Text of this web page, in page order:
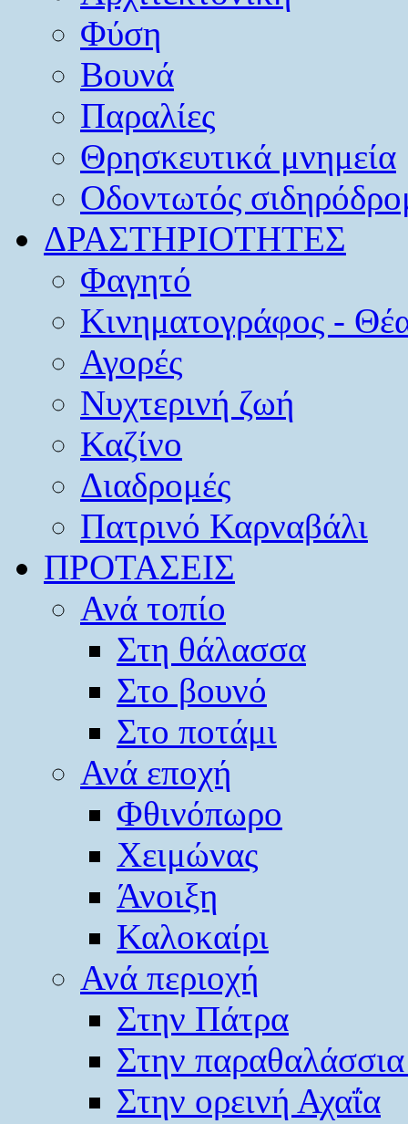
Φύση
Βουνά
Παραλίες
Θρησκευτικά μνημεία
Οδοντωτός
ΔΡΑΣΤΗΡΙΟΤΗΤΕΣ
Φαγητό
Κινηματογράφος -
Αγορές
Νυχτερινή ζωή
Καζίνο
Διαδρομές
Πατρινό Καρναβάλι
ΠΡΟΤΑΣΕΙΣ
Ανά τοπίο
Στη θάλασσα
Στο βουνό
Στο ποτάμι
Ανά εποχή
Φθινόπωρο
Χειμώνας
Άνοιξη
Καλοκαίρι
Ανά περιοχή
Στην Πάτρα
Στην
Στην ορεινή Αχαΐα